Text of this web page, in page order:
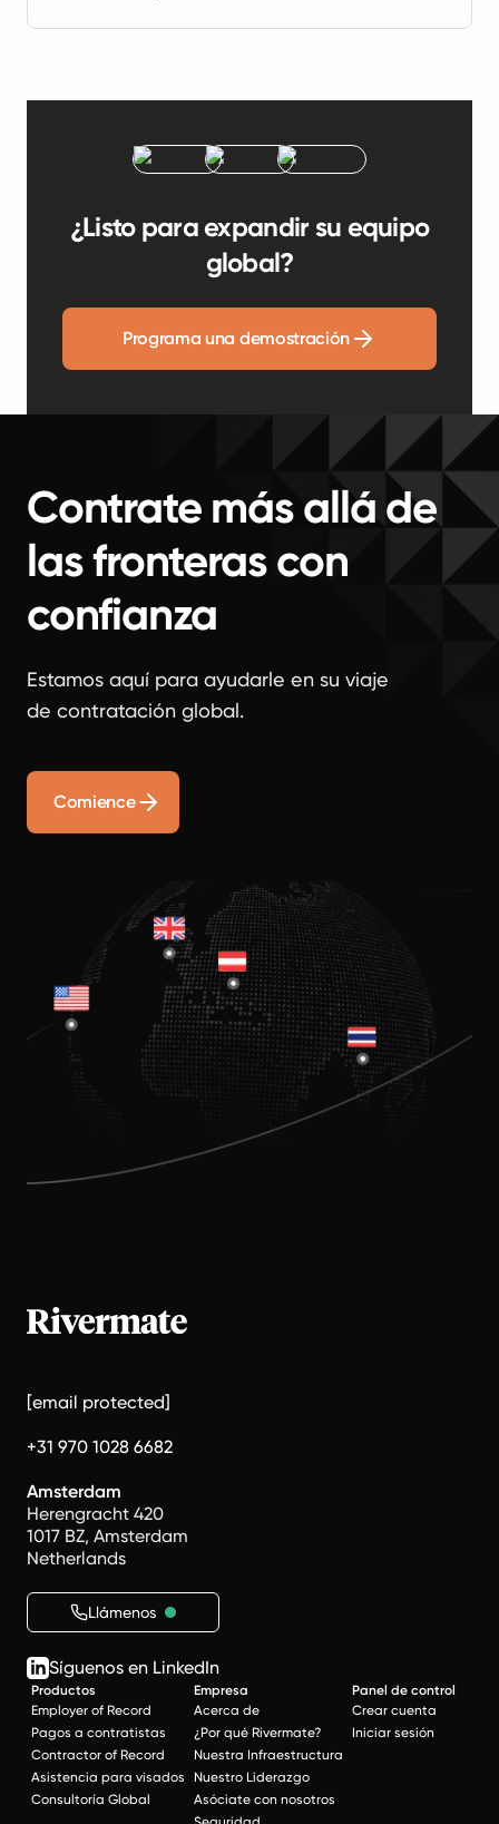
¿Listo para expandir su equipo
global?
Programa una demostración
Contrate más allá de
las fronteras con
confianza
Estamos aquí para ayudarle en su viaje
de contratación global.
Comience
[email protected]
+31 970 1028 6682
Amsterdam
Herengracht 420
1017 BZ, Amsterdam
Netherlands
Llámenos
Síguenos en LinkedIn
Productos
Employer of Record
Pagos a contratistas
Contractor of Record
Asistencia para visados
Consultoría Global
Empresa
Acerca de
¿Por qué Rivermate?
Nuestra Infraestructura
Nuestro Liderazgo
Asóciate con nosotros
Panel de control
Crear cuenta
Iniciar sesión